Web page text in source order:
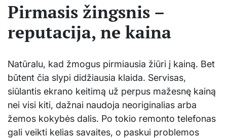
Pirmasis žingsnis –
reputacija, ne kaina
Natūralu, kad žmogus pirmiausia žiūri į kainą. Bet
būtent čia slypi didžiausia klaida. Servisas,
siūlantis ekrano keitimą už perpus mažesnę kainą
nei visi kiti, dažnai naudoja neoriginalias arba
žemos kokybės dalis. Po tokio remonto telefonas
gali veikti kelias savaites, o paskui problemos